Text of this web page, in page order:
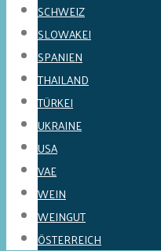
SCHWEIZ
SLOWAKEI
SPANIEN
THAILAND
TÜRKEI
UKRAINE
USA
VAE
WEIN
WEINGUT
ÖSTERREICH